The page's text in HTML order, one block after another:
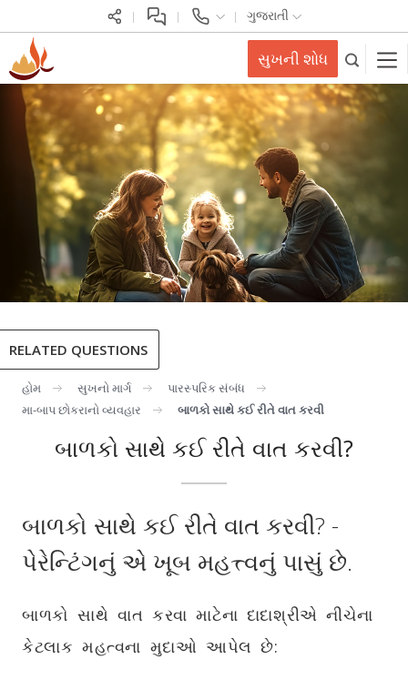
ગુજરાતી
સુખની શોધ
RELATED QUESTIONS
હોમ સુખનો માર્ગ
પારસ્પરિક સંબંધ
મા-બાપ છોકરાનો વ્યવહાર
બાળકો સાથે કઈ રીતે વાત કરવી
બાળકો સાથે કઈ રીતે વાત કરવી?
બાળકો સાથે કઈ રીતે વાત કરવી? -
પેરેન્ટિંગનું એ ખૂબ મહત્ત્વનું પાસું છે.
બાળકો સાથે વાત કરવા માટેના દાદાશ્રીએ નીચેના
કેટલાક મહત્વના મુદાઓ આપેલ છે: